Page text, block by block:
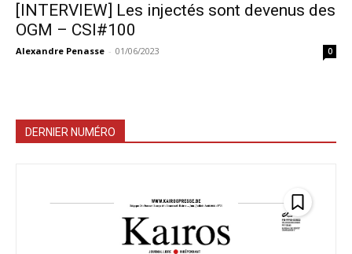
[INTERVIEW] Les injectés sont devenus des
OGM – CSI#100
Alexandre Penasse - 01/06/2023 0
DERNIER NUMÉRO